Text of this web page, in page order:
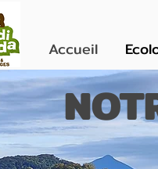
Accueil